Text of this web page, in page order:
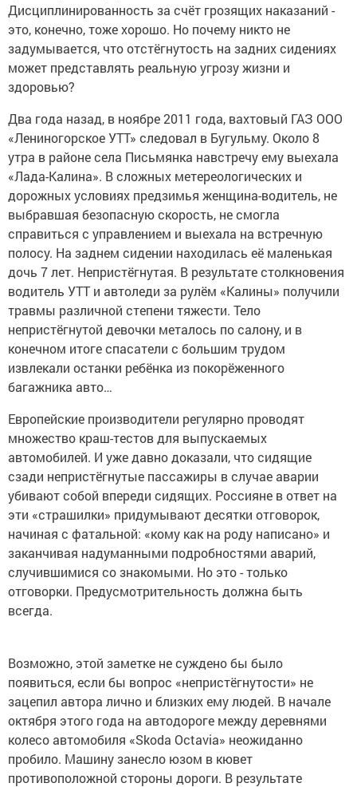
Дисциплинированность за счёт грозящих наказаний -
это, конечно, тоже хорошо. Но почему никто не
задумывается, что отстёгнутость на задних сидениях
может представлять реальную угрозу жизни и
здоровью?
Два года назад, в ноябре 2011 года, вахтовый ГАЗ ООО
«Лениногорское УТТ» следовал в Бугульму. Около 8
утра в районе села Письмянка навстречу ему выехала
«Лада-Калина». В сложных метереологических и
дорожных условиях предзимья женщина-водитель, не
выбравшая безопасную скорость, не смогла
справиться с управлением и выехала на встречную
полосу. На заднем сидении находилась её маленькая
дочь 7 лет. Непристёгнутая. В результате столкновения
водитель УТТ и автоледи за рулём «Калины» получили
травмы различной степени тяжести. Тело
непристёгнутой девочки металось по салону, и в
конечном итоге спасатели с большим трудом
извлекали останки ребёнка из покорёженного
багажника авто…
Европейские производители регулярно проводят
множество краш-тестов для выпускаемых
автомобилей. И уже давно доказали, что сидящие
сзади непристёгнутые пассажиры в случае аварии
убивают собой впереди сидящих. Россияне в ответ на
эти «страшилки» придумывают десятки отговорок,
начиная с фатальной: «кому как на роду написано» и
заканчивая надуманными подробностями аварий,
случившимися со знакомыми. Но это - только
отговорки. Предусмотрительность должна быть
всегда.
Возможно, этой заметке не суждено бы было
появиться, если бы вопрос «непристёгнутости» не
зацепил автора лично и близких ему людей. В начале
октября этого года на автодороге между деревнями
колесо автомобиля «Skoda Octavia» неожиданно
пробило. Машину занесло юзом в кювет
противоположной стороны дороги. В результате